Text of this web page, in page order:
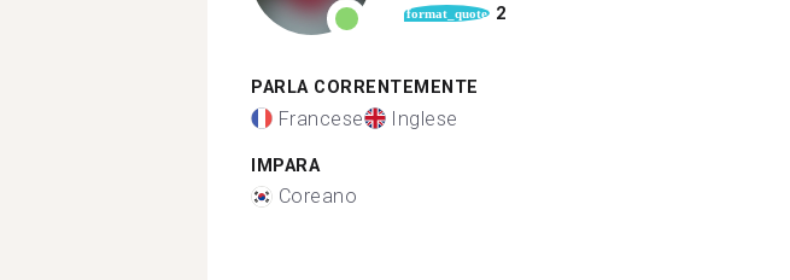
format_quote 2
PARLA CORRENTEMENTE
Francese Inglese
IMPARA
Coreano